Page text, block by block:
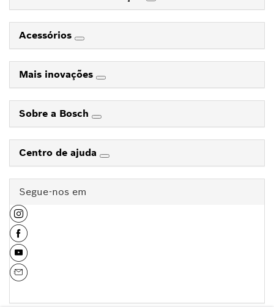
Acessórios
Mais inovações
Sobre a Bosch
Centro de ajuda
Segue-nos em